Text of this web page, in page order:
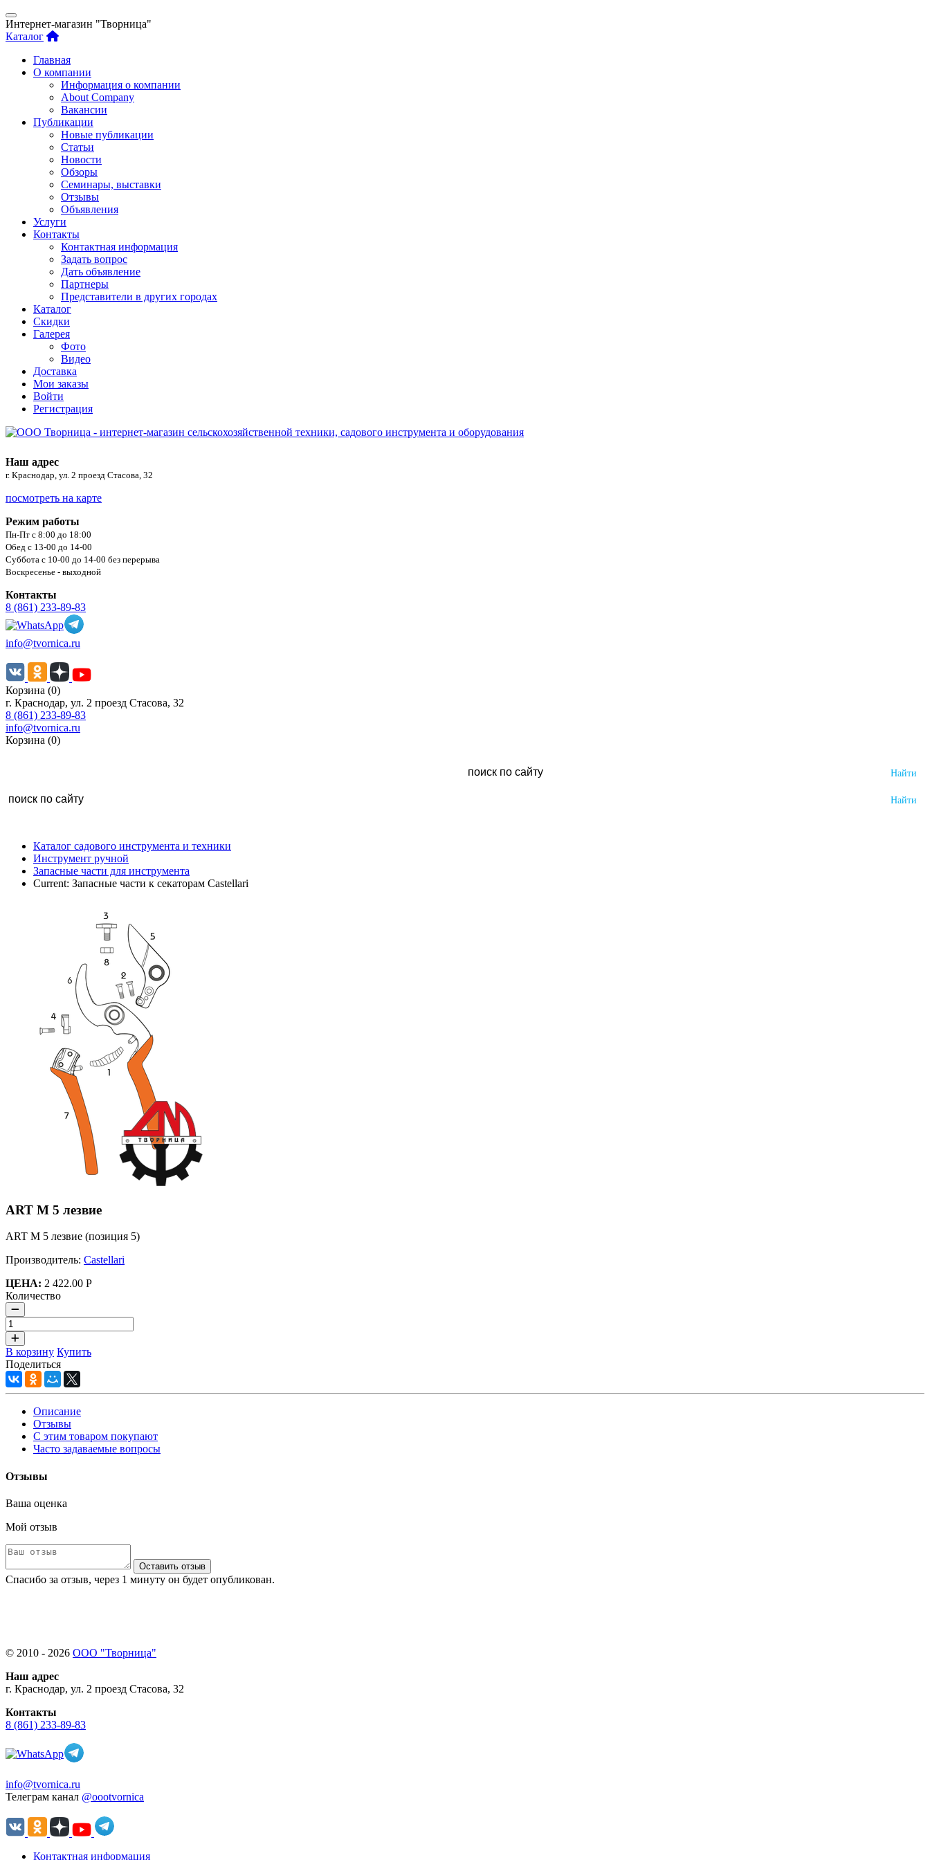
Интернет-магазин "Творница"
Каталог
Главная
О компании
Информация о компании
About Company
Вакансии
Публикации
Новые публикации
Статьи
Новости
Обзоры
Семинары, выставки
Отзывы
Объявления
Услуги
Контакты
Контактная информация
Задать вопрос
Дать объявление
Партнеры
Представители в других городах
Каталог
Скидки
Галерея
Фото
Видео
Доставка
Мои заказы
Войти
Регистрация
Наш адрес
г. Краснодар, ул. 2 проезд Стасова, 32
посмотреть на карте
Режим работы
Пн-Пт с 8:00 до 18:00
Обед с 13-00 до 14-00
Суббота с 10-00 до 14-00 без перерыва
Воскресенье - выходной
Контакты
8 (861) 233-89-83
info@tvornica.ru
Корзина (0)
г. Краснодар, ул. 2 проезд Стасова, 32
8 (861) 233-89-83
info@tvornica.ru
Корзина (0)
Каталог садового инструмента и техники
Инструмент ручной
Запасные части для инструмента
Current: Запасные части к секаторам Castellari
ART M 5 лезвие
ART M 5 лезвие (позиция 5)
Производитель: Castellari
ЦЕНА: 2 422.00 Р
Количество
В корзину Купить
Поделиться
Описание
Отзывы
С этим товаром покупают
Часто задаваемые вопросы
Отзывы
Ваша оценка
Мой отзыв
Оставить отзыв
Спасибо за отзыв, через 1 минуту он будет опубликован.
© 2010 - 2026 ООО "Творница"
Наш адрес
г. Краснодар, ул. 2 проезд Стасова, 32
Контакты
8 (861) 233-89-83
info@tvornica.ru
Телеграм канал @oootvornica
Контактная информация